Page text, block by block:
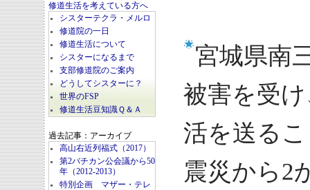
修道生活を考えている方へ
シスターテクラ・メルロ
修道院の一日
修道生活について
シスターになるまで
支部修道院のご案内
どうしてシスターに？
世界のFSP
修道生活豆知識Ｑ＆Ａ
過去記事：アーカイブ
高山右近列福式（2017）
第2バチカン公会議から50
年（2012-2013）
特別企画 マザー・テレ
宮城県南
被害を受
活を送る
震災から2